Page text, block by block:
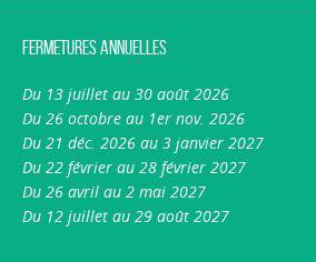
Fermetures annuelles
Du 13 juillet au 30 août 2026
Du 26 octobre au 1er nov. 2026
Du 21 déc. 2026 au 3 janvier 2027
Du 22 février au 28 février 2027
Du 26 avril au 2 mai 2027
Du 12 juillet au 29 août 2027